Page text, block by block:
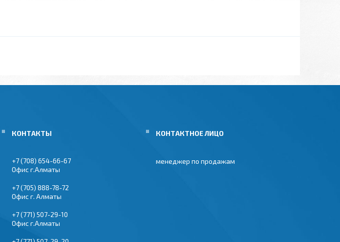
+7 (708) 654-66-67
Офис г.Алматы
+7 (705) 888-78-72
Офис г. Алматы
+7 (771) 507-29-10
Офис г.Алматы
менеджер по продажам